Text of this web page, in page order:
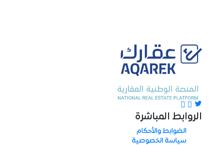
الروابط المباشرة
الضوابط والأحكام
سياسة الخصوصية